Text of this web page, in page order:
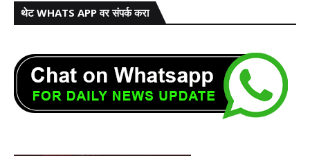
थेट WHATS APP वर संपर्क करा